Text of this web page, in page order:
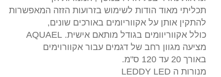
תכליתי מאוד הודות לשימוש בזרועות הזזה המאפשרות
להתקין אותן על אקווריומים באורכים שונים,
כולל אקווריוומים בגודל מותאם אישית. AQUAEL
מציעה מגוון רחב של דגמים עבור אקוורוימים
באורך 20 עד 120 ס"מ.
מנורות ה LEDDY LED